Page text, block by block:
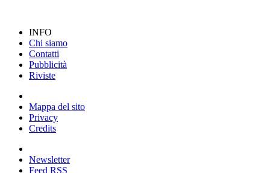
INFO
Chi siamo
Contatti
Pubblicità
Riviste
Mappa del sito
Privacy
Credits
Newsletter
Feed RSS